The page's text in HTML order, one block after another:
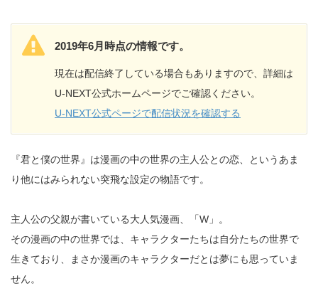
2019年6月時点の情報です。
現在は配信終了している場合もありますので、詳細は
U-NEXT公式ホームページでご確認ください。
U-NEXT公式ページで配信状況を確認する
『君と僕の世界』は漫画の中の世界の主人公との恋、というあま
り他にはみられない突飛な設定の物語です。
主人公の父親が書いている大人気漫画、「W」。
その漫画の中の世界では、キャラクターたちは自分たちの世界で
生きており、まさか漫画のキャラクターだとは夢にも思っていま
せん。